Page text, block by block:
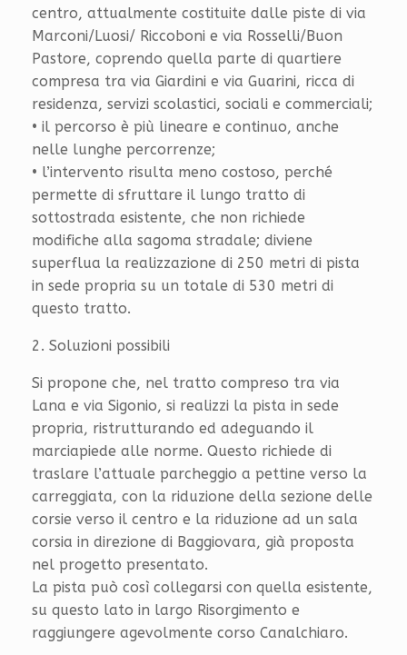
centro, attualmente costituite dalle piste di via
Marconi/Luosi/ Riccoboni e via Rosselli/Buon
Pastore, coprendo quella parte di quartiere
compresa tra via Giardini e via Guarini, ricca di
residenza, servizi scolastici, sociali e commerciali;
• il percorso è più lineare e continuo, anche
nelle lunghe percorrenze;
• l’intervento risulta meno costoso, perché
permette di sfruttare il lungo tratto di
sottostrada esistente, che non richiede
modifiche alla sagoma stradale; diviene
superflua la realizzazione di 250 metri di pista
in sede propria su un totale di 530 metri di
questo tratto.
2. Soluzioni possibili
Si propone che, nel tratto compreso tra via
Lana e via Sigonio, si realizzi la pista in sede
propria, ristrutturando ed adeguando il
marciapiede alle norme. Questo richiede di
traslare l’attuale parcheggio a pettine verso la
carreggiata, con la riduzione della sezione delle
corsie verso il centro e la riduzione ad un sala
corsia in direzione di Baggiovara, già proposta
nel progetto presentato.
La pista può così collegarsi con quella esistente,
su questo lato in largo Risorgimento e
raggiungere agevolmente corso Canalchiaro.